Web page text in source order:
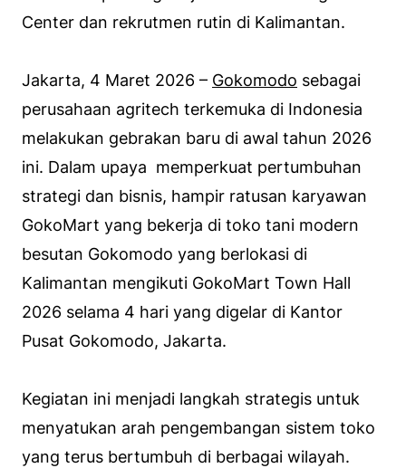
Center dan rekrutmen rutin di Kalimantan.
Jakarta, 4 Maret 2026 – Gokomodo sebagai
perusahaan agritech terkemuka di Indonesia
melakukan gebrakan baru di awal tahun 2026
ini. Dalam upaya memperkuat pertumbuhan
strategi dan bisnis, hampir ratusan karyawan
GokoMart yang bekerja di toko tani modern
besutan Gokomodo yang berlokasi di
Kalimantan mengikuti GokoMart Town Hall
2026 selama 4 hari yang digelar di Kantor
Pusat Gokomodo, Jakarta.
Kegiatan ini menjadi langkah strategis untuk
menyatukan arah pengembangan sistem toko
yang terus bertumbuh di berbagai wilayah.